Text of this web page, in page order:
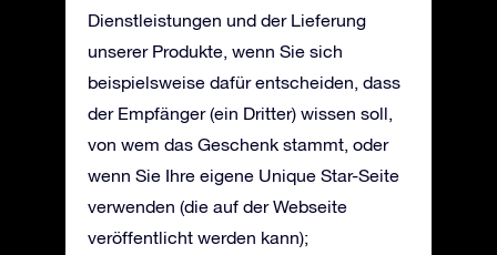
Dienstleistungen und der Lieferung
unserer Produkte, wenn Sie sich
beispielsweise dafür entscheiden, dass
der Empfänger (ein Dritter) wissen soll,
von wem das Geschenk stammt, oder
wenn Sie Ihre eigene Unique Star-Seite
verwenden (die auf der Webseite
veröffentlicht werden kann);